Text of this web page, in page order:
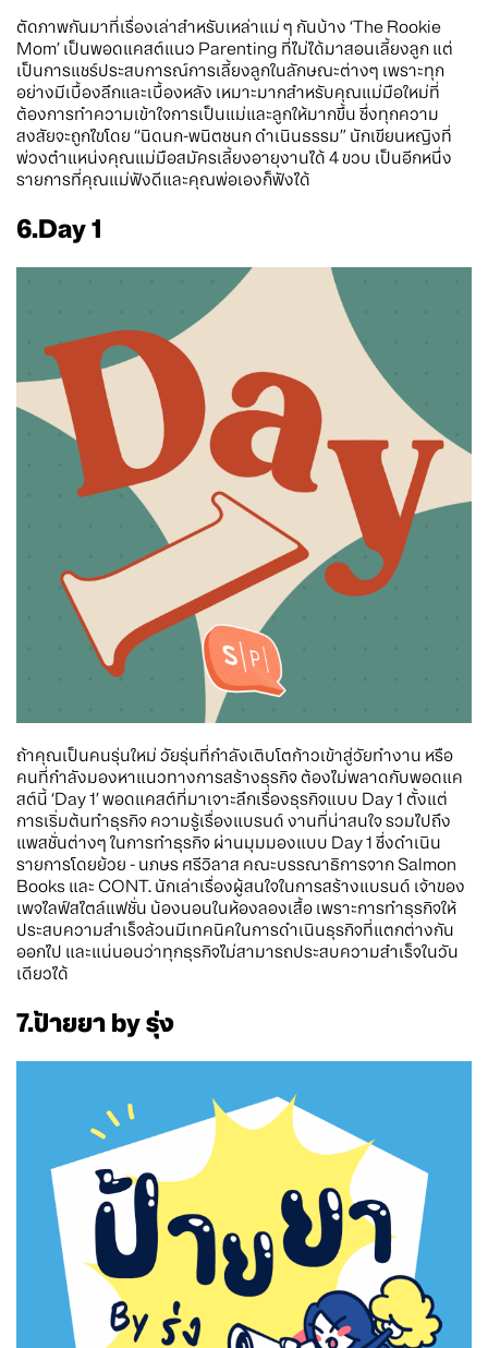
ตัดภาพกันมาที่เรื่องเล่าสำหรับเหล่าแม่ ๆ กันบ้าง ‘The Rookie
Mom’ เป็นพอดแคสต์แนว Parenting ที่ไม่ได้มาสอนเลี้ยงลูก แต่
เป็นการแชร์ประสบการณ์การเลี้ยงลูกในลักษณะต่างๆ เพราะทุก
อย่างมีเบื้องลึกและเบื้องหลัง เหมาะมากสำหรับคุณแม่มือใหม่ที่
ต้องการทำความเข้าใจการเป็นแม่และลูกให้มากขึ้น ซึ่งทุกความ
สงสัยจะถูกไขโดย “นิดนก-พนิตชนก ดำเนินธรรม” นักเขียนหญิงที่
พ่วงตำแหน่งคุณแม่มือสมัครเลี้ยงอายุงานได้ 4 ขวบ เป็นอีกหนึ่ง
รายการที่คุณแม่ฟังดีและคุณพ่อเองก็ฟังได้
6.Day 1
ถ้าคุณเป็นคนรุ่นใหม่ วัยรุ่นที่กำลังเติบโตก้าวเข้าสู่วัยทำงาน หรือ
คนที่กำลังมองหาแนวทางการสร้างธุรกิจ ต้องไม่พลาดกับพอดแค
สต์นี้ ‘Day 1’ พอดแคสต์ที่มาเจาะลึกเรื่องธุรกิจแบบ Day 1 ตั้งแต่
การเริ่มต้นทำธุรกิจ ความรู้เรื่องแบรนด์ งานที่น่าสนใจ รวมไปถึง
แพสชั่นต่างๆ ในการทำธุรกิจ ผ่านมุมมองแบบ Day 1 ซึ่งดำเนิน
รายการโดยย้วย - นภษร ศรีวิลาส คณะบรรณาธิการจาก Salmon
Books และ CONT. นักเล่าเรื่องผู้สนใจในการสร้างแบรนด์ เจ้าของ
เพจไลฟ์สไตล์แฟชั่น น้องนอนในห้องลองเสื้อ เพราะการทำธุรกิจให้
ประสบความสำเร็จล้วนมีเทคนิคในการดำเนินธุรกิจที่แตกต่างกัน
ออกไป และแน่นอนว่าทุกธุรกิจไม่สามารถประสบความสำเร็จในวัน
เดียวได้
7.ป้ายยา by รุ่ง